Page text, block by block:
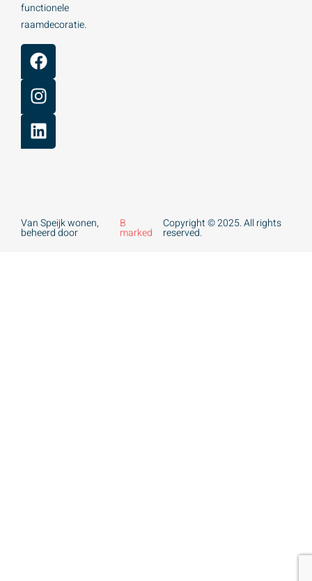
functionele
raamdecoratie.
Van Speijk wonen,
beheerd door
B
marked
Copyright © 2025. All rights
reserved.